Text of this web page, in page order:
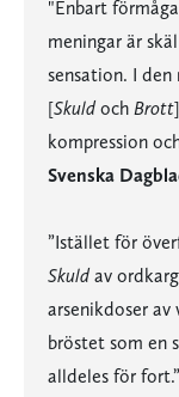
"Enbart
meningar är
sensation. I
[Skuld och Brott
kompression
Svenska
”Istället för
Skuld av
arsenikdoser
bröstet som en
alldeles för fort.”